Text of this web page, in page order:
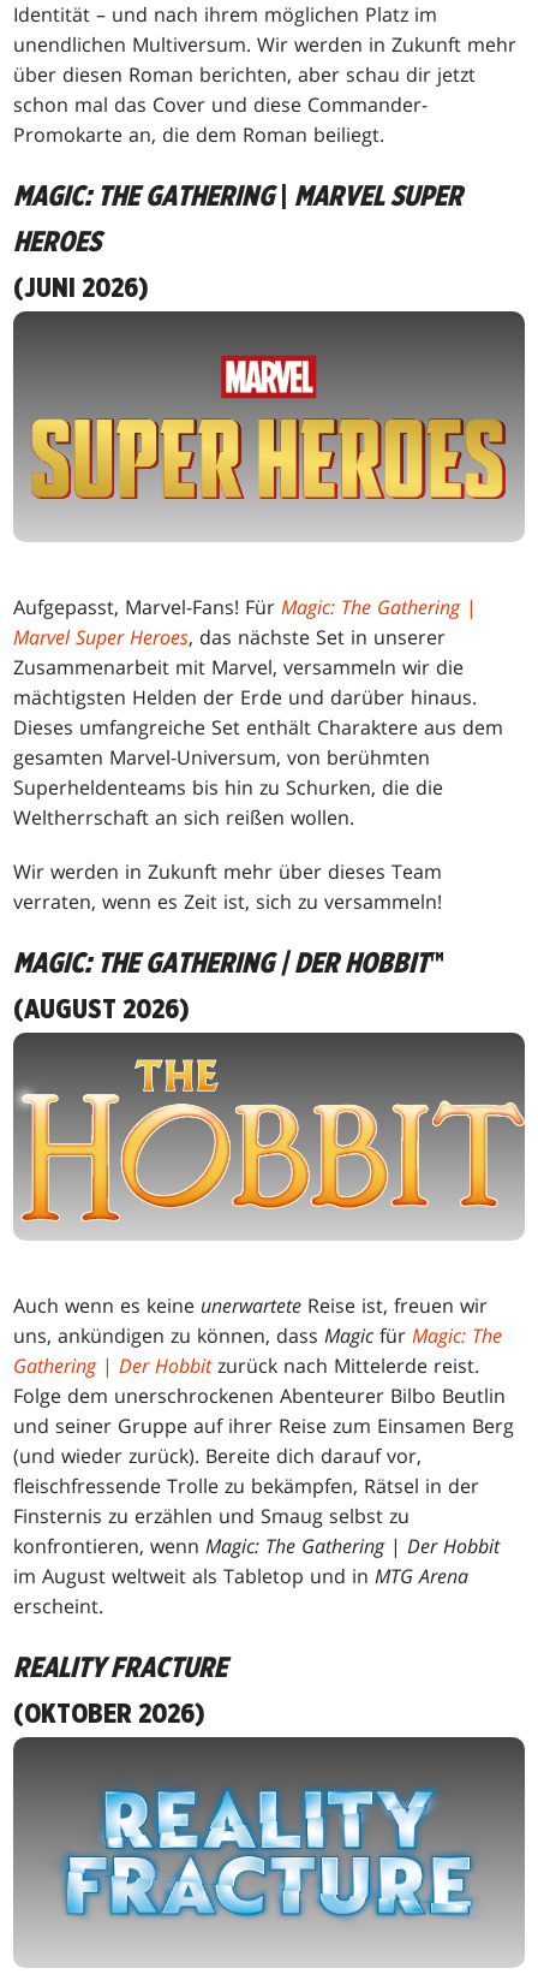
Identität – und nach ihrem möglichen Platz im
unendlichen Multiversum. Wir werden in Zukunft mehr
über diesen Roman berichten, aber schau dir jetzt
schon mal das Cover und diese Commander-
Promokarte an, die dem Roman beiliegt.
MAGIC: THE GATHERING| MARVEL SUPER
HEROES
(JUNI 2026)
Aufgepasst, Marvel-Fans! FürMagic: The Gathering |
Marvel Super Heroes, das nächste Set in unserer
Zusammenarbeit mit Marvel, versammeln wir die
mächtigsten Helden der Erde und darüber hinaus.
Dieses umfangreiche Set enthält Charaktere aus dem
gesamten Marvel-Universum, von berühmten
Superheldenteams bis hin zu Schurken, die die
Weltherrschaft an sich reißen wollen.
Wir werden in Zukunft mehr über dieses Team
verraten, wenn es Zeit ist, sich zu versammeln!
MAGIC: THE GATHERING | DER HOBBIT™
(AUGUST 2026)
Auch wenn es keine unerwartete Reise ist, freuen wir
uns, ankündigen zu können, dassMagic fürMagic: The
Gathering |Der Hobbitzurück nach Mittelerde reist.
Folge dem unerschrockenen Abenteurer Bilbo Beutlin
und seiner Gruppe auf ihrer Reise zum Einsamen Berg
(und wieder zurück). Bereite dich darauf vor,
fleischfressende Trolle zu bekämpfen, Rätsel in der
Finsternis zu erzählen und Smaug selbst zu
konfrontieren, wennMagic: The Gathering |Der Hobbit
im August weltweit als Tabletop und inMTG Arena
erscheint.
REALITY FRACTURE
(OKTOBER 2026)